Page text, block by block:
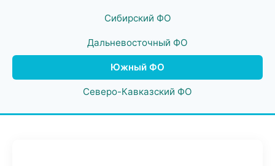
Сибирский ФО
Дальневосточный ФО
Южный ФО
Северо-Кавказский ФО